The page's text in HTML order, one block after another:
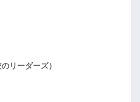
リーダーズ）